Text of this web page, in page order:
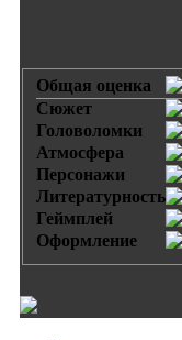
Общая оценка
Сюжет
Головоломки
Атмосфера
Персонажи
Литературность
Геймплей
Оформление